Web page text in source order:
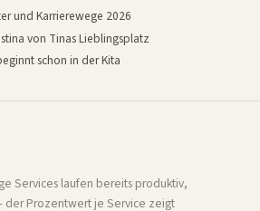
und Karrierewege 2026
von Tinas Lieblingsplatz
schon in der Kita
Services laufen bereits produktiv,
der Prozentwert je Service zeigt